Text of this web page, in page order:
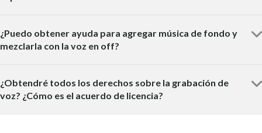
¿Puedo obtener ayuda para agregar música de fondo y
mezclarla con la voz en off?
¿Obtendré todos los derechos sobre la grabación de
voz? ¿Cómo es el acuerdo de licencia?